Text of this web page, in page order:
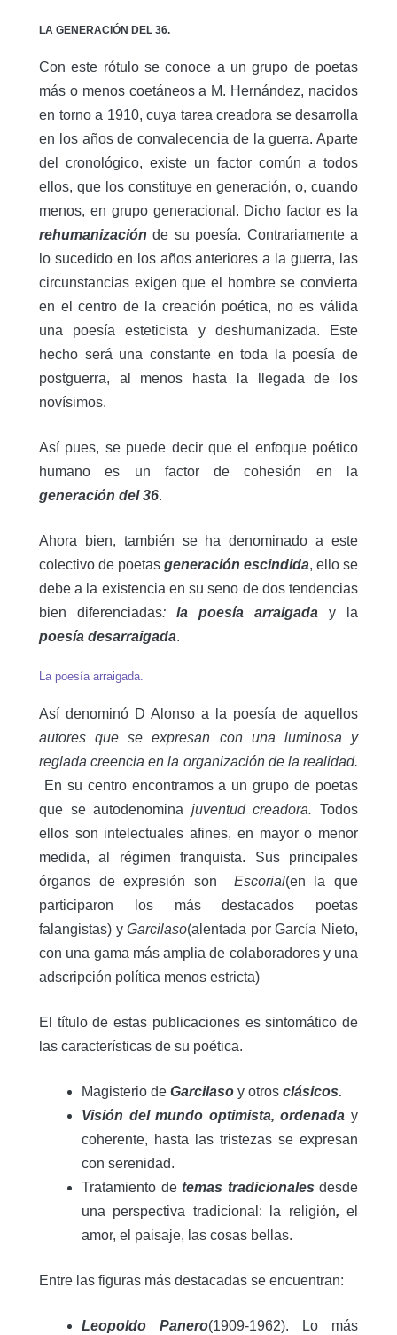
LA GENERACIÓN DEL 36.
Con este rótulo se conoce a un grupo de poetas
más o menos coetáneos a M. Hernández, nacidos
en torno a 1910, cuya tarea creadora se desarrolla
en los años de convalecencia de la guerra. Aparte
del cronológico, existe un factor común a todos
ellos, que los constituye en generación, o, cuando
menos, en grupo generacional. Dicho factor es la
rehumanizaciónde su poesía. Contrariamente a
lo sucedido en los años anteriores a la guerra, las
circunstancias exigen que el hombre se convierta
en el centro de la creación poética, no es válida
una poesía esteticista y deshumanizada. Este
hecho será una constante en toda la poesía de
postguerra, al menos hasta la llegada de los
novísimos.
Así pues, se puede decir que el enfoque poético
humano es un factor de cohesión en la
generación del 36.
Ahora bien, también se ha denominado a este
colectivo de poetas generación escindida, ello se
debe a la existencia en su seno de dos tendencias
bien diferenciadas: la poesía arraigada y la
poesía desarraigada.
La poesía arraigada.
Así denominó D Alonso a la poesía de aquellos
autores que se expresan con una luminosa y
reglada creencia en la organización de la realidad.
En su centro encontramos a un grupo de poetas
que se autodenomina juventud creadora.Todos
ellos son intelectuales afines, en mayor o menor
medida, al régimen franquista. Sus principales
órganos de expresión son Escorial(en la que
participaron los más destacados poetas
falangistas) yGarcilaso(alentada por García Nieto,
con una gama más amplia de colaboradores y una
adscripción política menos estricta)
El título de estas publicaciones es sintomático de
las características de su poética.
Magisterio de Garcilaso y otros clásicos.
Visión del mundo optimista, ordenada y
coherente, hasta las tristezas se expresan
con serenidad.
Tratamiento de temas tradicionales desde
una perspectiva tradicional: la religión,el
amor, el paisaje, las cosas bellas.
Entre las figuras más destacadas se encuentran:
Leopoldo Panero(1909-1962). Lo más